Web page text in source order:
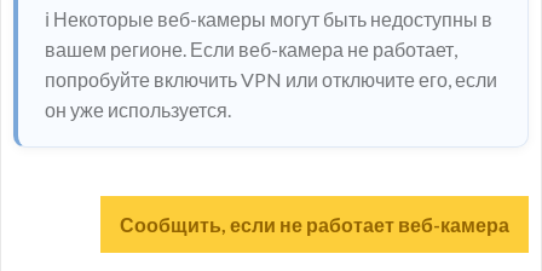
ℹ️ Некоторые веб-камеры могут быть недоступны в
вашем регионе. Если веб-камера не работает,
попробуйте включить VPN или отключите его, если
он уже используется.
Сообщить, если не работает веб-камера